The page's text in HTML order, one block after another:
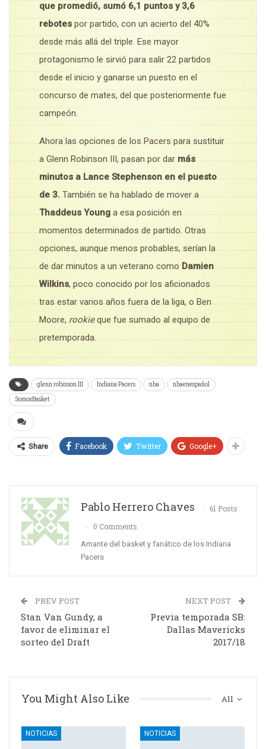
que promedió, sumó 6,1 puntos y 3,6
rebotes por partido, con un acierto del 40%
desde más allá del triple. Ese mayor
protagonismo le sirvió para salir 22 partidos
desde el inicio y ganarse un puesto en el
concurso de mates, del que posteriormente fue
campeón.
Ahora las opciones de los Pacers para sustituir
a Glenn Robinson III, pasan por dar más
minutos a Lance Stephenson en el puesto
de 3. También se ha hablado de mover a
Thaddeus Young a esa posición en
momentos determinados de partido. Otras
opciones, aunque menos probables, serían la
de dar minutos a un veterano como Damien
Wilkins, poco conocido por los aficionados
tras estar varios años fuera de la liga, o Ben
Moore, rookieque fue sumado al equipo de
pretemporada.
glenn robinson III Indiana Pacers nba
nbaenespañol
SomosBasket
Share Facebook Twitter Google+
Pablo Herrero Chaves
61 Posts
0 Comments
Amante del basket y fanático de los Indiana
Pacers
PREV POST
Stan Van Gundy, a
favor de eliminar el
sorteo del Draft
NEXT POST
Previa temporada SB:
Dallas Mavericks
2017/18
All
You Might Also Like
NOTICIAS NOTICIAS